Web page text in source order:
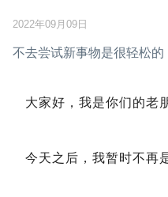
2022年09月09日
不去尝试新事物是很轻松
大家好，我是你们的老
今天之后，我暂时不再